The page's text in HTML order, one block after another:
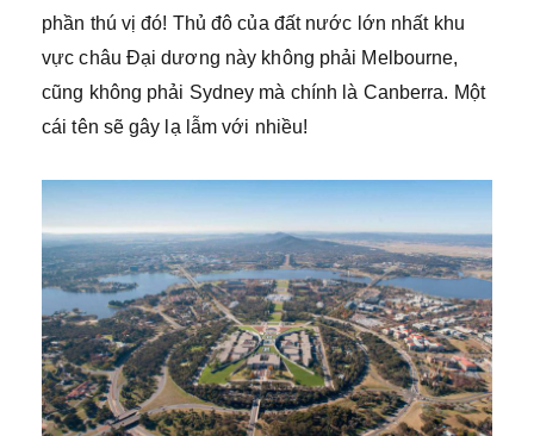
phần thú vị đó! Thủ đô của đất nước lớn nhất khu
vực châu Đại dương này không phải Melbourne,
cũng không phải Sydney mà chính là Canberra. Một
cái tên sẽ gây lạ lẫm với nhiều!